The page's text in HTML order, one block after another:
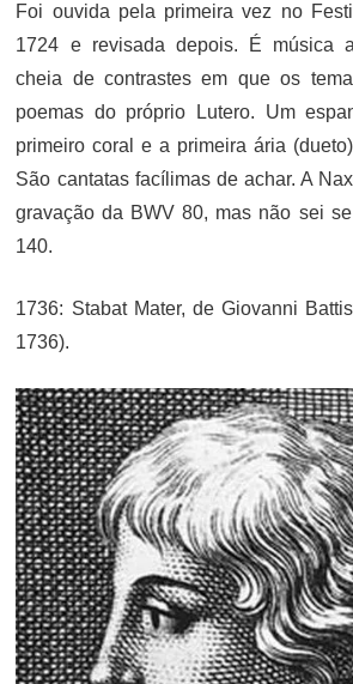
Foi ouvida pela primeira vez no
1724 e revisada depois. É música
cheia de contrastes em que os
poemas do próprio Lutero. Um
primeiro coral e a primeira ária
São cantatas facílimas de achar. A
gravação da BWV 80, mas não sei
140.
1736: Stabat Mater, de Giovanni
1736).